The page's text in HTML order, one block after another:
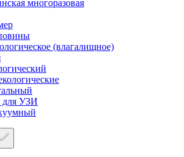
многоразовая
(влагалищное)
для УЗИ